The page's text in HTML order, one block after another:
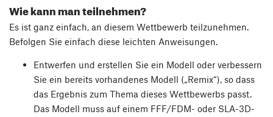
Wie kann man teilnehmen?
Es ist ganz einfach, an diesem Wettbewerb teilzunehmen.
Befolgen Sie einfach diese leichten Anweisungen.
Entwerfen und erstellen Sie ein Modell oder verbessern
Sie ein bereits vorhandenes Modell („Remix“), so dass
das Ergebnis zum Thema dieses Wettbewerbs passt.
Das Modell muss auf einem FFF/FDM- oder SLA-3D-